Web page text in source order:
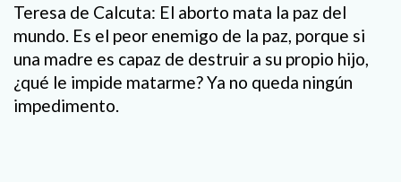
Teresa de Calcuta: El aborto mata la paz del
mundo. Es el peor enemigo de la paz, porque si
una madre es capaz de destruir a su propio hijo,
¿qué le impide matarme? Ya no queda ningún
impedimento.